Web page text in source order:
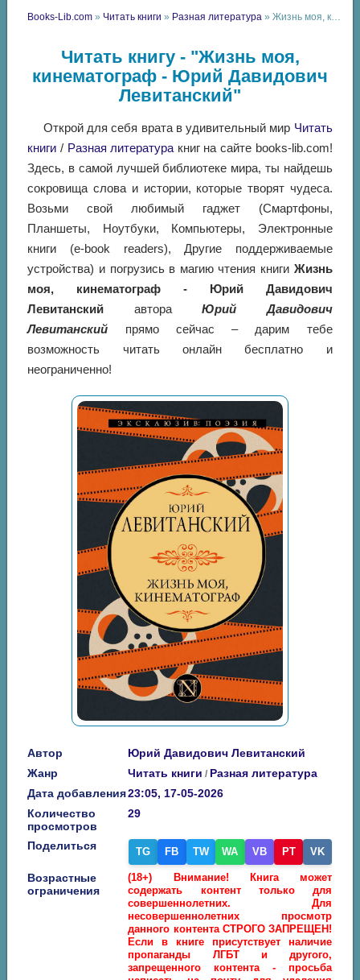
Books-Lib.com » Читать книги » Разная литература » Жизнь моя, кинематограф - Юрий Давидович Левитанский
Читать книгу - "Жизнь моя,
кинематограф - Юрий Давидович
Левитанский"
Открой для себя врата в удивительный мир Читать
книги / Разная литература книг на сайте books-lib.com!
Здесь, в самой лучшей библиотеке мира, ты найдешь
сокровища слова и истории, которые творят чудеса.
Возьми свой любимый гаджет (Смартфоны,
Планшеты, Ноутбуки, Компьютеры, Электронные
книги (e-book readers), Другие поддерживаемые
устройства) и погрузись в магию чтения книги Жизнь
моя, кинематограф - Юрий Давидович
Левитанский автораЮрий Давидович
Левитанский прямо сейчас – дарим тебе
возможность читать онлайн бесплатно и
неограниченно!
Автор
Юрий Давидович Левитанский
Жанр
Читать книги / Разная литература
Дата добавления23:05, 17-05-2026
Количество
просмотров
29
Поделиться TG FB TW WA VB PT VK
Возрастные
ограничения
(18+) Внимание! Книга может
содержать контент только для
совершеннолетних. Для
несовершеннолетних просмотр
данного контента СТРОГО ЗАПРЕЩЕН!
Если в книге присутствует наличие
пропаганды ЛГБТ и другого,
запрещенного контента - просьба